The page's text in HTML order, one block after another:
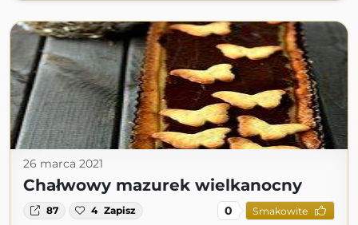
26 marca 2021
Chałwowy mazurek wielkanocny
87 4 Zapisz 0 Smakowite